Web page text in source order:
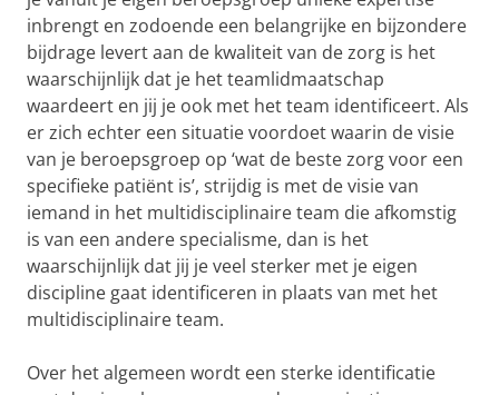
inbrengt en zodoende een belangrijke en bijzondere
bijdrage levert aan de kwaliteit van de zorg is het
waarschijnlijk dat je het teamlidmaatschap
waardeert en jij je ook met het team identificeert. Als
er zich echter een situatie voordoet waarin de visie
van je beroepsgroep op ‘wat de beste zorg voor een
specifieke patiënt is’, strijdig is met de visie van
iemand in het multidisciplinaire team die afkomstig
is van een andere specialisme, dan is het
waarschijnlijk dat jij je veel sterker met je eigen
discipline gaat identificeren in plaats van met het
multidisciplinaire team.
Over het algemeen wordt een sterke identificatie